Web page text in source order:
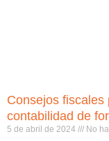
Consejos fiscales
contabilidad de
5 de abril de 2024 No